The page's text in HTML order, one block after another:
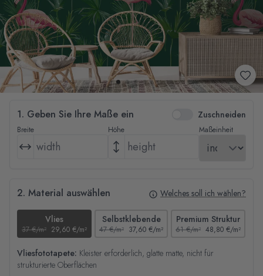
1. Geben Sie Ihre Maße ein Zuschneiden
Breite Höhe Maßeinheit
2. Material auswählen Welches soll ich wählen?
Vlies
37 €/m² 29,60 €/m²
Selbstklebende
47 €/m² 37,60 €/m²
Premium Struktur
61 €/m² 48,80 €/m²
Vliesfototapete: Kleister erforderlich, glatte matte, nicht für
strukturierte Oberflächen